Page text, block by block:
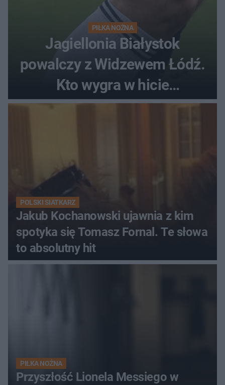
PIŁKA NOŻNA
Jagiellonia Białystok
powalczy z Widzewem Łódź.
Kto wygra w hicie
Ekstraklasy?
POLSKI SIATKARZ
Jakub Kochanowski ujawnia z kim
spotyka się Tomasz Fornal. Te słowa
to absolutny hit
PIŁKA NOŻNA
Przyszłość Lionela Messiego w